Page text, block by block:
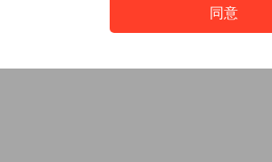
同意